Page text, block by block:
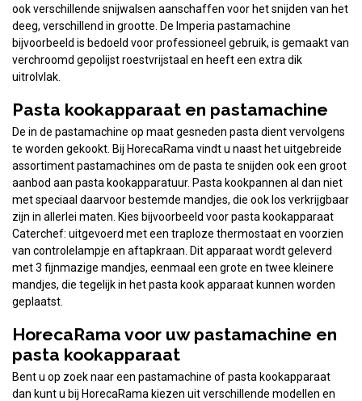
ook verschillende snijwalsen aanschaffen voor het snijden van het
deeg, verschillend in grootte. De Imperia pastamachine
bijvoorbeeld is bedoeld voor professioneel gebruik, is gemaakt van
verchroomd gepolijst roestvrijstaal en heeft een extra dik
uitrolvlak.
Pasta kookapparaat en pastamachine
De in de pastamachine op maat gesneden pasta dient vervolgens
te worden gekookt. Bij HorecaRama vindt u naast het uitgebreide
assortiment pastamachines om de pasta te snijden ook een groot
aanbod aan pasta kookapparatuur. Pasta kookpannen al dan niet
met speciaal daarvoor bestemde mandjes, die ook los verkrijgbaar
zijn in allerlei maten. Kies bijvoorbeeld voor pasta kookapparaat
Caterchef: uitgevoerd met een traploze thermostaat en voorzien
van controlelampje en aftapkraan. Dit apparaat wordt geleverd
met 3 fijnmazige mandjes, eenmaal een grote en twee kleinere
mandjes, die tegelijk in het pasta kook apparaat kunnen worden
geplaatst.
HorecaRama voor uw pastamachine en
pasta kookapparaat
Bent u op zoek naar een pastamachine of pasta kookapparaat
dan kunt u bij HorecaRama kiezen uit verschillende modellen en